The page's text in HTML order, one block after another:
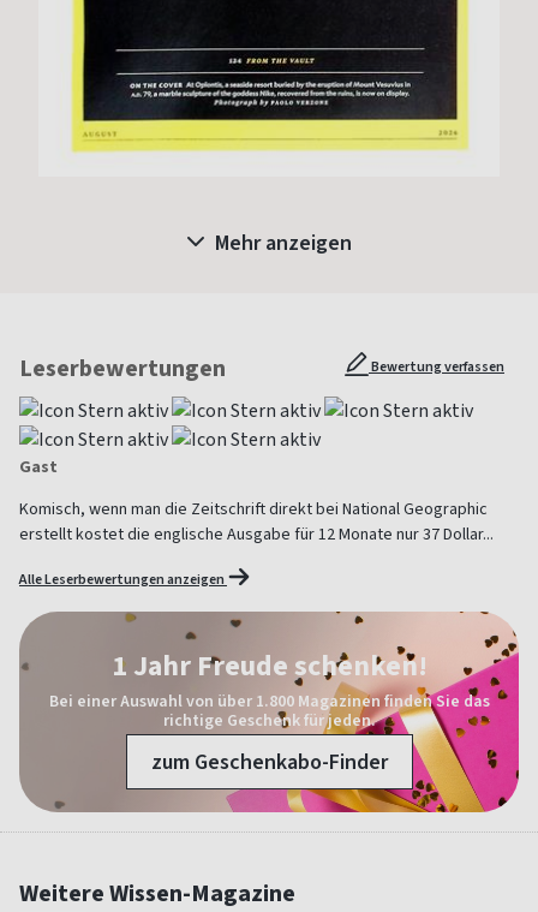
Mehr anzeigen
Leserbewertungen Bewertung verfassen
Gast
Komisch, wenn man die Zeitschrift direkt bei National Geographic
erstellt kostet die englische Ausgabe für 12 Monate nur 37 Dollar...
Alle Leserbewertungen anzeigen
1 Jahr Freude schenken!
Bei einer Auswahl von über 1.800 Magazinen finden Sie das
richtige Geschenk für jeden.
zum Geschenkabo-Finder
Weitere Wissen-Magazine